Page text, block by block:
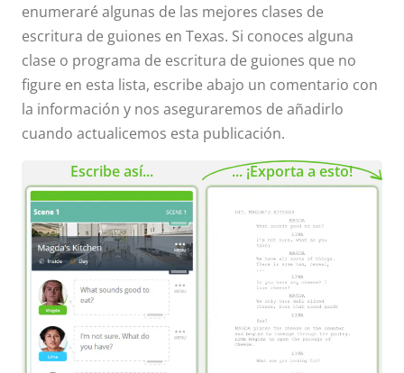
enumeraré algunas de las mejores clases de
escritura de guiones en Texas. Si conoces alguna
clase o programa de escritura de guiones que no
figure en esta lista, escribe abajo un comentario con
la información y nos aseguraremos de añadirlo
cuando actualicemos esta publicación.
Escribe así... ... ¡Exporta a esto!